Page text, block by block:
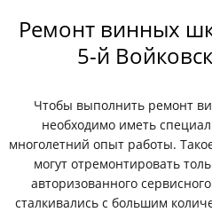
Ремонт винных
5-й
Чтобы выполнить ремонт
необходимо иметь
многолетний опыт работы.
могут отремонтировать
авторизованного
сталкивались с большим